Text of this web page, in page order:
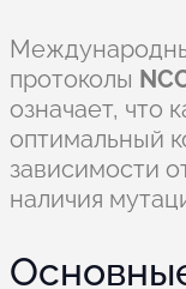
протоколы
означает, что
оптимальный
зависимости
наличия